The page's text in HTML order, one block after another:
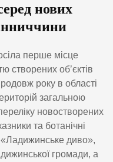
нових
перше місце
створених об’єктів
року в області
загальною
новостворених
та ботанічні
диво»,
громади, а